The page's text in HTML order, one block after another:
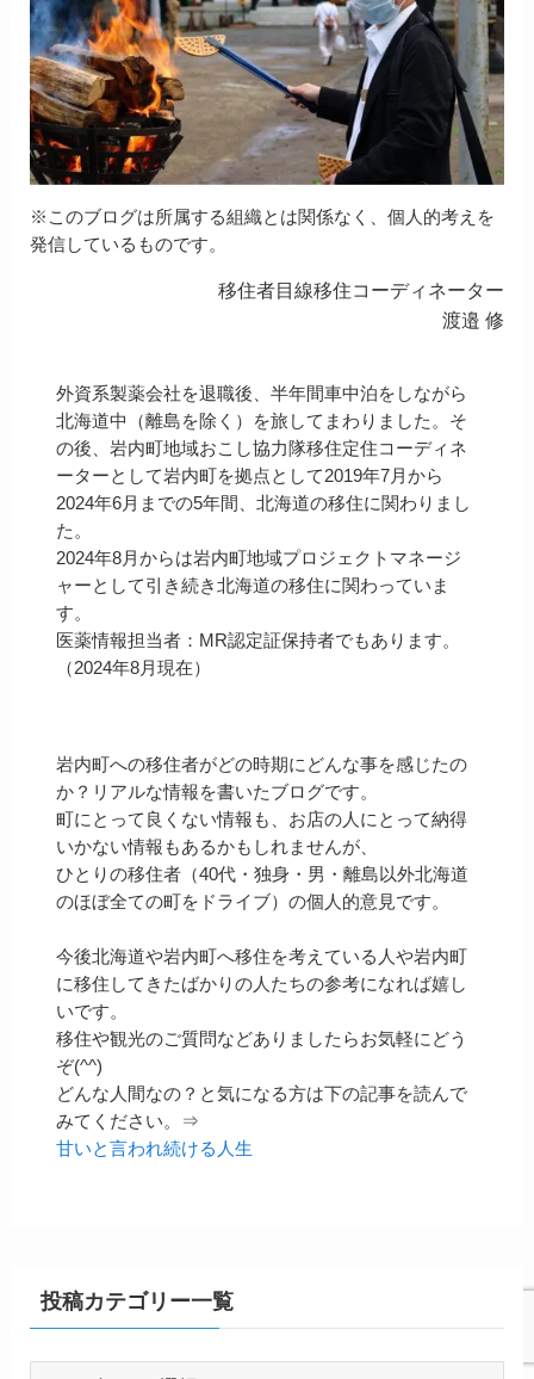
※このブログは所属する組織とは関係なく、個人的考えを
発信しているものです。
移住者目線移住コーディネーター
渡邉 修
外資系製薬会社を退職後、半年間車中泊をしながら
北海道中（離島を除く）を旅してまわりました。そ
の後、岩内町地域おこし協力隊移住定住コーディネ
ーターとして岩内町を拠点として2019年7月から
2024年6月までの5年間、北海道の移住に関わりまし
た。
2024年8月からは岩内町地域プロジェクトマネージ
ャーとして引き続き北海道の移住に関わっていま
す。
医薬情報担当者：MR認定証保持者でもあります。
（2024年8月現在）
岩内町への移住者がどの時期にどんな事を感じたの
か？リアルな情報を書いたブログです。
町にとって良くない情報も、お店の人にとって納得
いかない情報もあるかもしれませんが、
ひとりの移住者（40代・独身・男・離島以外北海道
のほぼ全ての町をドライブ）の個人的意見です。
今後北海道や岩内町へ移住を考えている人や岩内町
に移住してきたばかりの人たちの参考になれば嬉し
いです。
移住や観光のご質問などありましたらお気軽にどう
ぞ(^^)
どんな人間なの？と気になる方は下の記事を読んで
みてください。⇒
甘いと言われ続ける人生
投稿カテゴリー一覧